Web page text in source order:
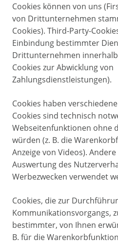
Cookies können von uns
von Drittunternehmen
Cookies). Third-Party-
Einbindung bestimmter
Drittunternehmen innerhalb
Cookies zur Abwicklung von
Zahlungsdienstleistungen).
Cookies haben
Cookies sind technisch
Webseitenfunktionen ohne
würden (z. B. die
Anzeige von Videos).
Auswertung des
Werbezwecken verwendet
Cookies, die zur
Kommunikationsvorgangs,
bestimmter, von Ihnen
B. für die